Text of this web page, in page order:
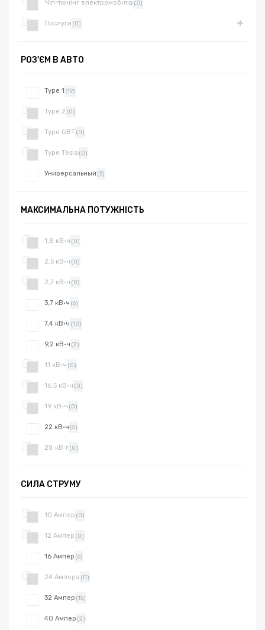
Чіп-тюнінг електромобілів (0)
Послуги (0)
РОЗ'ЄМ В АВТО
Type 1 (19)
Type 2 (0)
Type GBT (0)
Type Tesla (0)
Универсальный (3)
МАКСИМАЛЬНА ПОТУЖНІСТЬ
1,8 кВ·ч (0)
2,5 кВ·ч (0)
2,7 кВ·ч (0)
3,7 кВ·ч (6)
7,4 кВ·ч (10)
9,2 кВ·ч (2)
11 кВ·ч (0)
16.5 кВ·ч (0)
19 кВ·ч (0)
22 кВ·ч (5)
28 кВ⋅г(0)
СИЛА СТРУМУ
10 Ампер (0)
12 Ампер (0)
16 Ампер (6)
24 Ампера (0)
32 Ампер (15)
40 Ампер (2)